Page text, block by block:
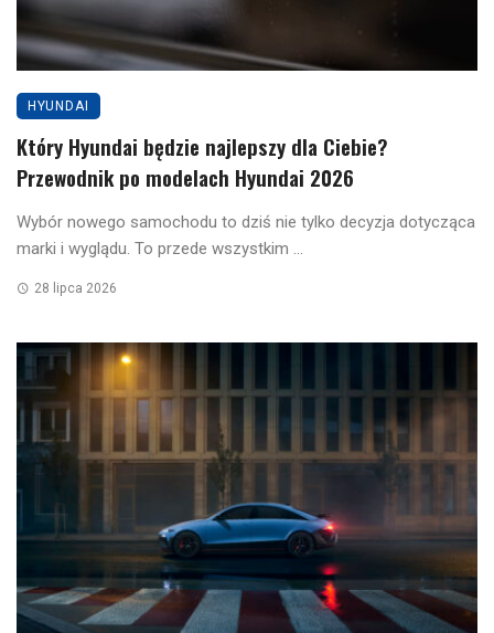
HYUNDAI
Który Hyundai będzie najlepszy dla Ciebie?
Przewodnik po modelach Hyundai 2026
Wybór nowego samochodu to dziś nie tylko decyzja dotycząca
marki i wyglądu. To przede wszystkim ...
28 lipca 2026